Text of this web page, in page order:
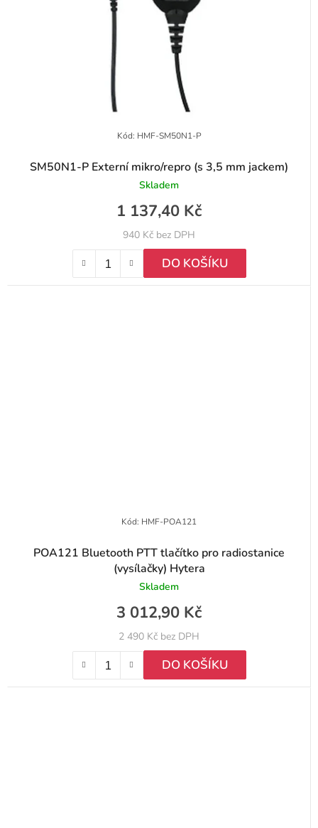
SM50N1-P Externí mikro/repro (s 3,5 mm jackem)
Skladem
940 Kč bez DPH
1 137,40 Kč
DO KOŠÍKU
Kód: HMF-SM50N1-P
POA121 Bluetooth PTT tlačítko pro radiostanice
(vysílačky) Hytera
Skladem
2 490 Kč bez DPH
3 012,90 Kč
DO KOŠÍKU
Kód: HMF-POA121